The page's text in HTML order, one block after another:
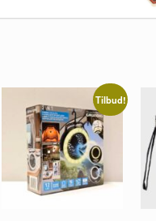
Tilbud!